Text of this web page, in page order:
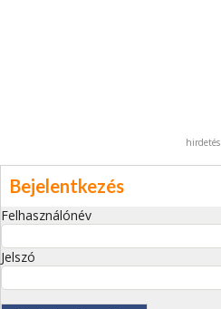
hirdetés
Bejelentkezés
Felhasználónév
Jelszó